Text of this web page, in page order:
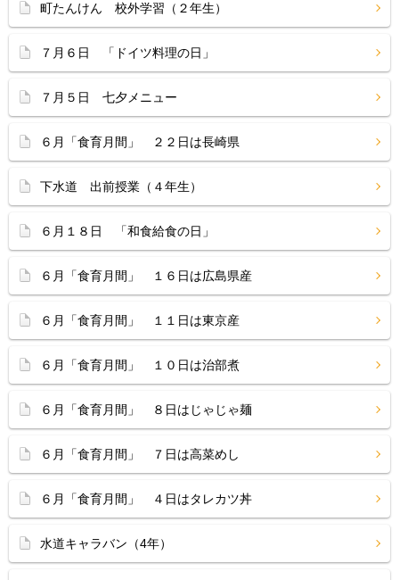
町たんけん 校外学習（２年生）
７月６日 「ドイツ料理の日」
７月５日 七夕メニュー
６月「食育月間」 ２２日は長崎県
下水道 出前授業（４年生）
６月１８日 「和食給食の日」
６月「食育月間」 １６日は広島県産
６月「食育月間」 １１日は東京産
６月「食育月間」 １０日は治部煮
６月「食育月間」 ８日はじゃじゃ麺
６月「食育月間」 ７日は高菜めし
６月「食育月間」 ４日はタレカツ丼
水道キャラバン（4年）